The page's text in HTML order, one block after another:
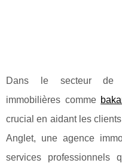
Dans le secteur de
immobilières comme
crucial en aidant les
Anglet, une agence
services professionnels